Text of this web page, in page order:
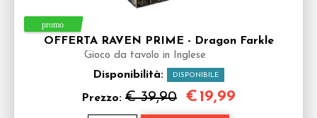
OFFERTA RAVEN PRIME - Dragon Farkle
Gioco da tavolo in Inglese
Disponibilità: DISPONIBILE
Prezzo: € 39,90 €19,99